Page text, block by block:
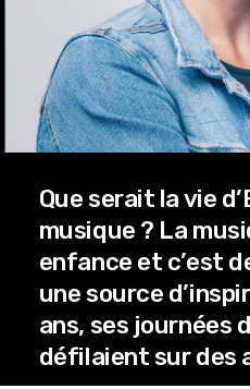
Que serait la vie
musique ? La
enfance et c’est
une source
ans, ses journées
défilaient sur des